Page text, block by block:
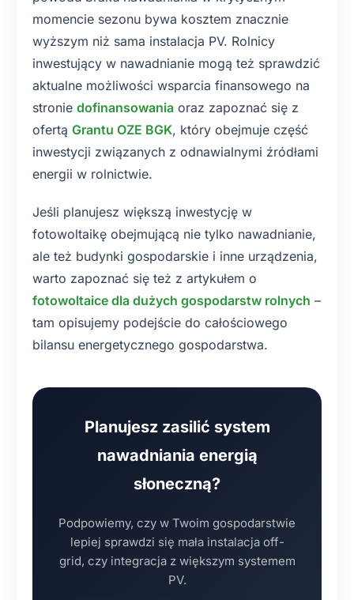
momencie sezonu bywa kosztem znacznie
wyższym niż sama instalacja PV. Rolnicy
inwestujący w nawadnianie mogą też sprawdzić
aktualne możliwości wsparcia finansowego na
stronie dofinansowania oraz zapoznać się z
ofertą Grantu OZE BGK, który obejmuje część
inwestycji związanych z odnawialnymi źródłami
energii w rolnictwie.
Jeśli planujesz większą inwestycję w
fotowoltaikę obejmującą nie tylko nawadnianie,
ale też budynki gospodarskie i inne urządzenia,
warto zapoznać się też z artykułem o
fotowoltaice dla dużych gospodarstw rolnych –
tam opisujemy podejście do całościowego
bilansu energetycznego gospodarstwa.
Planujesz zasilić system
nawadniania energią
słoneczną?
Podpowiemy, czy w Twoim gospodarstwie
lepiej sprawdzi się mała instalacja off-
grid, czy integracja z większym systemem
PV.